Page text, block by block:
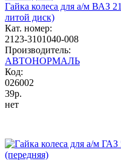
Гайка колеса для а/м ВАЗ
литой диск)
Кат. номер:
2123-3101040-008
Производитель:
АВТОНОРМАЛЬ
Код:
026002
39р.
нет